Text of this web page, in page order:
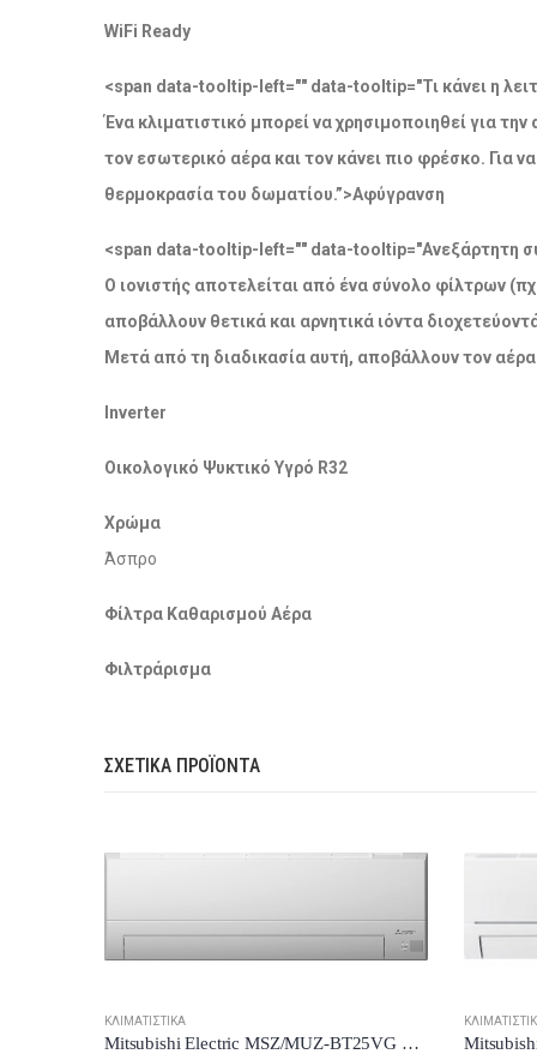
WiFi Ready
<span data-tooltip-left="" data-tooltip="Τι κάνει η
Ένα κλιματιστικό μπορεί να χρησιμοποιηθεί για
τον εσωτερικό αέρα και τον κάνει πιο φρέσκο. Για
θερμοκρασία του δωματίου.”>Αφύγρανση
<span data-tooltip-left="" data-tooltip="Ανεξάρτητη
Ο ιονιστής αποτελείται από ένα σύνολο φίλτρων
αποβάλλουν θετικά και αρνητικά ιόντα
Μετά από τη διαδικασία αυτή, αποβάλλουν τον
Inverter
Οικολογικό Ψυκτικό Υγρό R32
Χρώμα
Άσπρο
Φίλτρα Καθαρισμού Αέρα
Φιλτράρισμα
ΣΧΕΤΙΚΆ ΠΡΟΪΌΝΤΑ
ΚΛΙΜΑΤΙΣΤΙΚΆ
Mitsubishi Electric MSZ/MUZ-BT25VG Κλιματιστικό Inverter 9000 BTU A++/A+++ με Wi-Fi New Model 2024